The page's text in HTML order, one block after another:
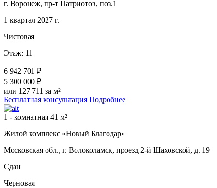
г. Воронеж, пр-т Патриотов, поз.1
1 квартал 2027 г.
Чистовая
Этаж: 11
6 942 701 ₽
5 300 000 ₽
или 127 711 за м²
Бесплатная консультация Подробнее
1 - комнатная 41 м²
Жилой комплекс «Новый Благодар»
Московская обл., г. Волоколамск, проезд 2-й Шаховской, д. 19
Сдан
Черновая